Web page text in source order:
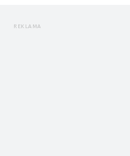
REKLAMA